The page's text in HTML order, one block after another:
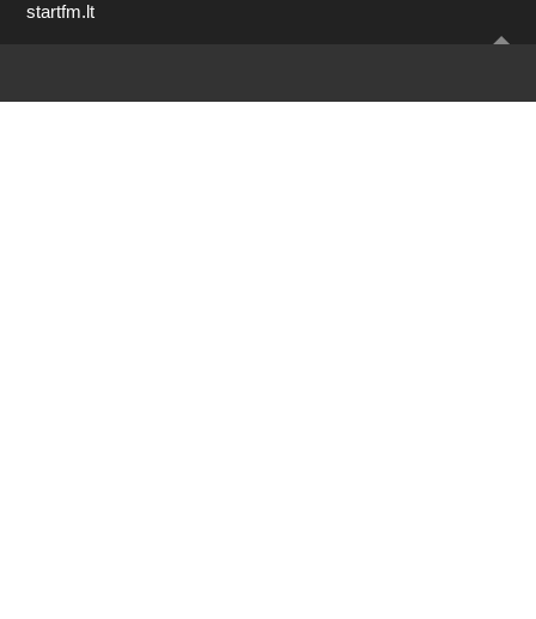
startfm.lt